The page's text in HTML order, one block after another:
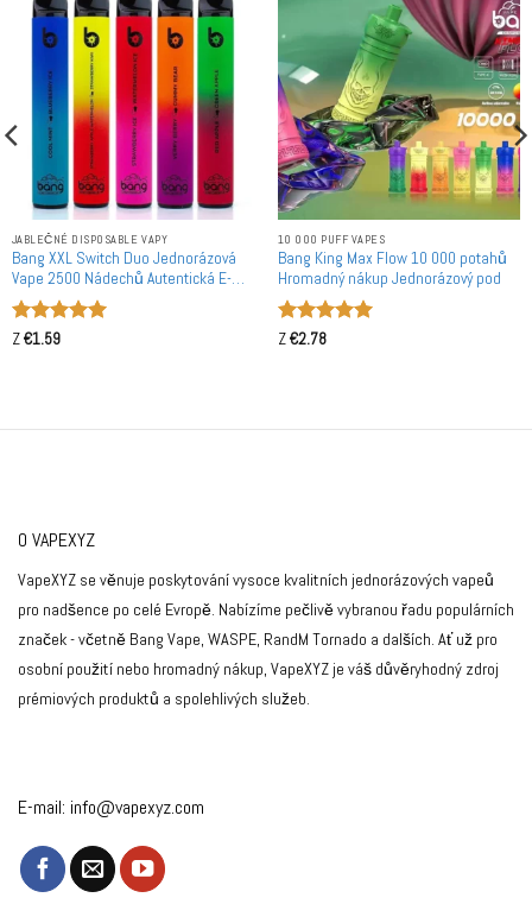
JABLEČNÉ DISPOSABLE VAPY
Bang XXL Switch Duo Jednorázová
Vape 2500 Nádechů Autentická E-
cigareta Hromadný Nákup
Hodnocení
Z€1.59
10 000 PUFF VAPES
Bang King Max Flow 10 000 potahů
Hromadný nákup Jednorázový pod
Hodnocení
Z€2.78
O VAPEXYZ
VapeXYZ se věnuje poskytování vysoce kvalitních jednorázových vapeů
pro nadšence po celé Evropě. Nabízíme pečlivě vybranou řadu populárních
značek - včetně Bang Vape, WASPE, RandM Tornado a dalších. Ať už pro
osobní použití nebo hromadný nákup, VapeXYZ je váš důvěryhodný zdroj
prémiových produktů a spolehlivých služeb.
E-mail: info@vapexyz.com